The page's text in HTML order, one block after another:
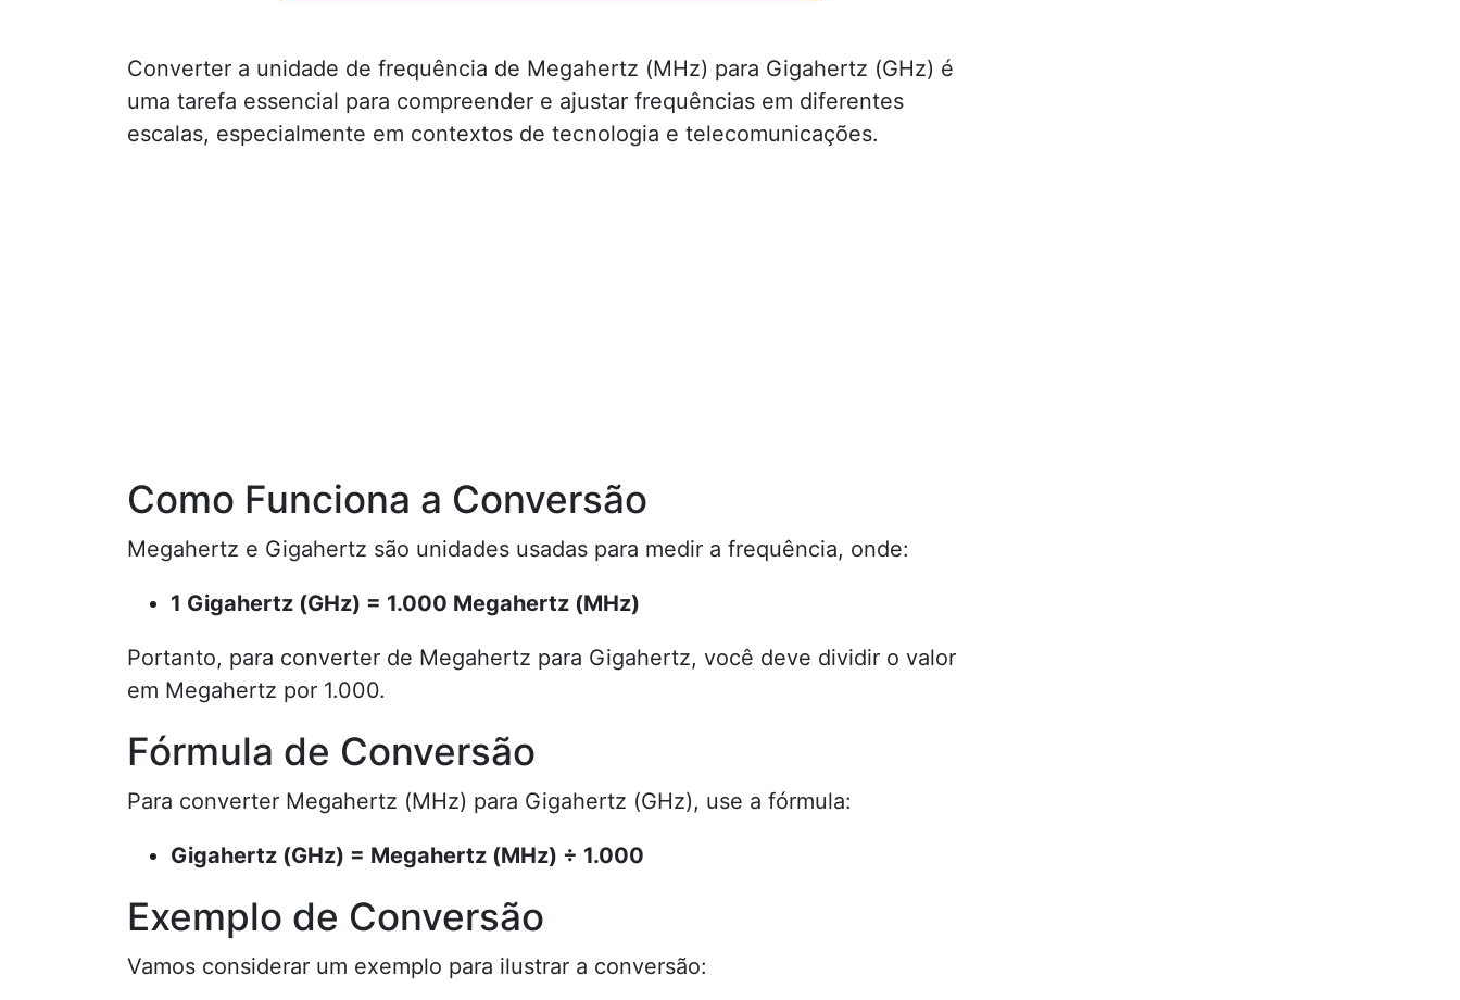
Converter a unidade de frequência de Megahertz (MHz) para Gigahertz (GHz) é
uma tarefa essencial para compreender e ajustar frequências em diferentes
escalas, especialmente em contextos de tecnologia e telecomunicações.
Como Funciona a Conversão
Megahertz e Gigahertz são unidades usadas para medir a frequência, onde:
1 Gigahertz (GHz) = 1.000 Megahertz (MHz)
Portanto, para converter de Megahertz para Gigahertz, você deve dividir o valor
em Megahertz por 1.000.
Fórmula de Conversão
Para converter Megahertz (MHz) para Gigahertz (GHz), use a fórmula:
Gigahertz (GHz) = Megahertz (MHz) ÷ 1.000
Exemplo de Conversão
Vamos considerar um exemplo para ilustrar a conversão: